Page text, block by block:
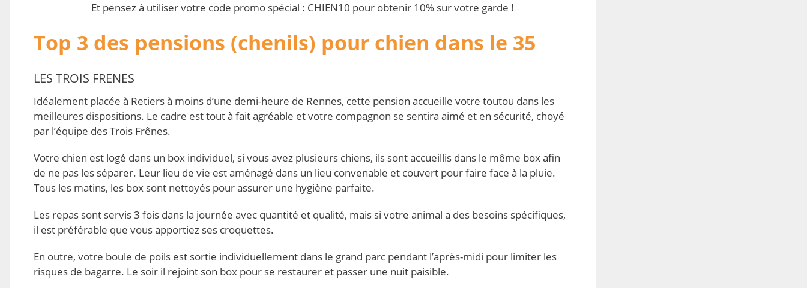
Et pensez à utiliser votre code promo spécial : CHIEN10 pour obtenir 10% sur votre garde !
Top 3 des pensions (chenils) pour chien dans le 35
LES TROIS FRENES
Idéalement placée à Retiers à moins d’une demi-heure de Rennes, cette pension accueille votre toutou dans les
meilleures dispositions. Le cadre est tout à fait agréable et votre compagnon se sentira aimé et en sécurité, choyé
par l’équipe des Trois Frênes.
Votre chien est logé dans un box individuel, si vous avez plusieurs chiens, ils sont accueillis dans le même box afin
de ne pas les séparer. Leur lieu de vie est aménagé dans un lieu convenable et couvert pour faire face à la pluie.
Tous les matins, les box sont nettoyés pour assurer une hygiène parfaite.
Les repas sont servis 3 fois dans la journée avec quantité et qualité, mais si votre animal a des besoins spécifiques,
il est préférable que vous apportiez ses croquettes.
En outre, votre boule de poils est sortie individuellement dans le grand parc pendant l’après-midi pour limiter les
risques de bagarre. Le soir il rejoint son box pour se restaurer et passer une nuit paisible.